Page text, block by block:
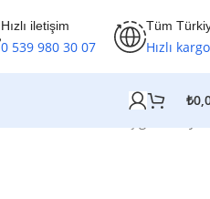
Hızlı iletişim
0 539 980 30 07
Tüm
Hızlı kargo
₺